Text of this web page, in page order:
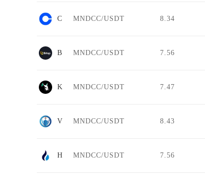
MNDCC/USDT 8.34
MNDCC/USDT 7.56
MNDCC/USDT 7.47
MNDCC/USDT 8.43
MNDCC/USDT 7.56